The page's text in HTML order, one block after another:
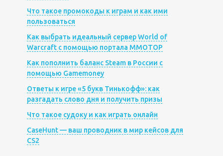
Что такое промокоды к играм и как ими
пользоваться
Как выбрать идеальный сервер World of
Warcraft с помощью портала MMOTOP
Как пополнить баланс Steam в России с
помощью Gamemoney
Ответы к игре «5 букв Тинькофф»: как
разгадать слово дня и получить призы
Что такое судоку и как играть онлайн
CaseHunt — ваш проводник в мир кейсов для
CS2